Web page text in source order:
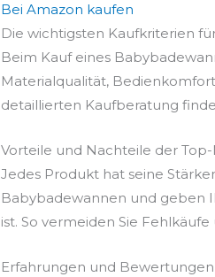
Bei Amazon kaufen
Die wichtigsten Kaufkriterien
Beim Kauf eines
Materialqualität,
detaillierten Kaufberatung
Vorteile und Nachteile der
Jedes Produkt hat seine
Babybadewannen und geben
ist. So vermeiden Sie
Erfahrungen und